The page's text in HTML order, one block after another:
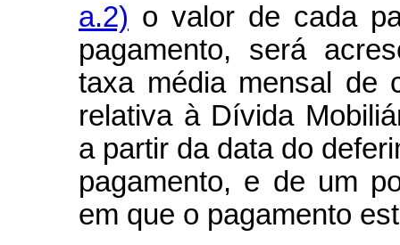
a.2) o valor de cada
pagamento, será
taxa média mensal de
relativa à Dívida
a partir da data do
pagamento, e de um
em que o pagamento